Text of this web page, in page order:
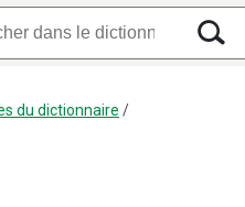
du dictionnaire /